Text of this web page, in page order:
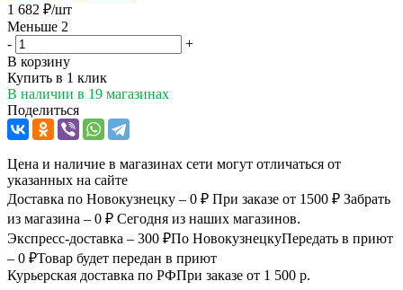
1 682 ₽/шт
Меньше 2
-
+
В корзину
Купить в 1 клик
В наличии в 19 магазинах
Поделиться
Цена и наличие в магазинах сети могут отличаться от
указанных на сайте
Доставка по Новокузнецку – 0 ₽ При заказе от 1500 ₽ Забрать
из магазина – 0 ₽ Сегодня из наших магазинов.
Экспресс-доставка – 300 ₽По НовокузнецкуПередать в приют
– 0 ₽Товар будет передан в приют
Курьерская доставка по РФПри заказе от 1 500 р.